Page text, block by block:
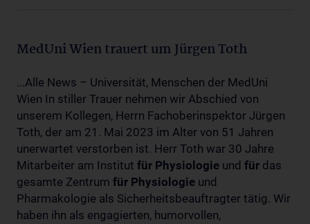
MedUni Wien trauert um Jürgen Toth
...Alle News – Universität, Menschen der MedUni
Wien In stiller Trauer nehmen wir Abschied von
unserem Kollegen, Herrn Fachoberinspektor Jürgen
Toth, der am 21. Mai 2023 im Alter von 51 Jahren
unerwartet verstorben ist. Herr Toth war 30 Jahre
Mitarbeiter am Institut für Physiologie und für das
gesamte Zentrum für Physiologie und
Pharmakologie als Sicherheitsbeauftragter tätig. Wir
haben ihn als engagierten, humorvollen,